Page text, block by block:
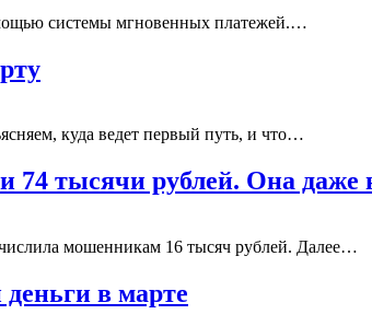
системы мгновенных платежей.…
куда ведет первый путь, и что…
тысячи рублей. Она даже
мошенникам 16 тысяч рублей. Далее…
в марте